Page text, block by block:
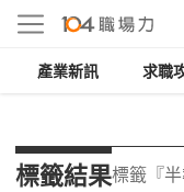
產業新訊 求職
標籤結果標籤『